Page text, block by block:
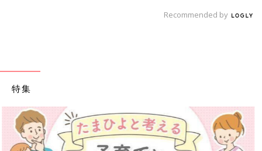
Recommended by
特集